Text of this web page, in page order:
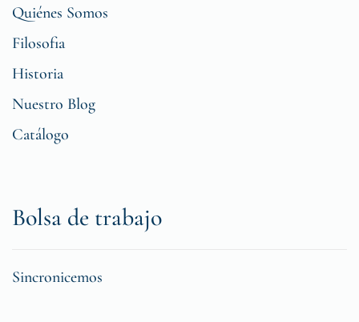
Quiénes Somos
Filosofia
Historia
Nuestro Blog
Catálogo
Bolsa de trabajo
Sincronicemos